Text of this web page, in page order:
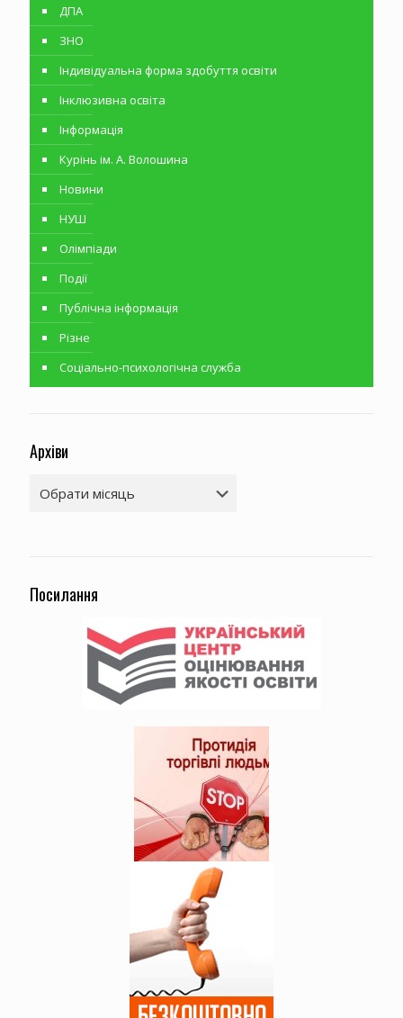
ДПА
ЗНО
Індивідуальна форма здобуття освіти
Інклюзивна освіта
Інформація
Курінь ім. А. Волошина
Новини
НУШ
Олімпіади
Події
Публічна інформація
Різне
Соціально-психологічна служба
Архіви
Посилання